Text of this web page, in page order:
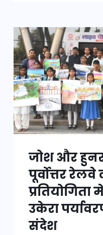
जोश और
पूर्वोत्तर
उकेरा
संदेश